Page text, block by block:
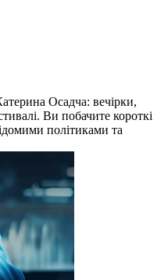
Осадча: вечірки,
Ви побачите короткі
політиками та